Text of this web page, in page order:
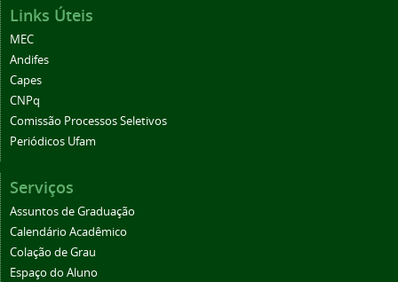
Links Úteis
MEC
Andifes
Capes
CNPq
Comissão Processos Seletivos
Periódicos Ufam
Serviços
Assuntos de Graduação
Calendário Acadêmico
Colação de Grau
Espaço do Aluno